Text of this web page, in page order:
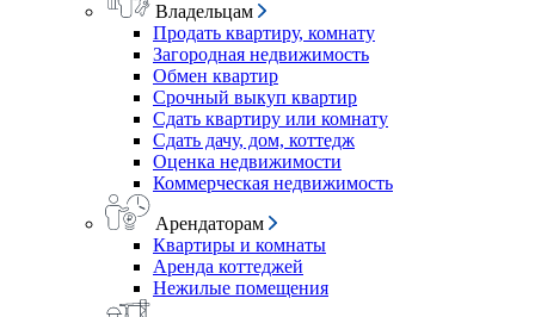
Владельцам
Продать квартиру, комнату
Загородная недвижимость
Обмен квартир
Срочный выкуп квартир
Сдать квартиру или комнату
Сдать дачу, дом, коттедж
Оценка недвижимости
Коммерческая недвижимость
Арендаторам
Квартиры и комнаты
Аренда коттеджей
Нежилые помещения